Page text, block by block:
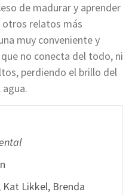
de madurar y aprender
otros relatos más
muy conveniente y
no conecta del todo, ni
perdiendo el brillo del
Kat Likkel, Brenda